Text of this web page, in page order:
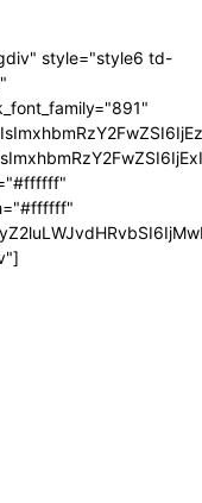
style="style6 td-